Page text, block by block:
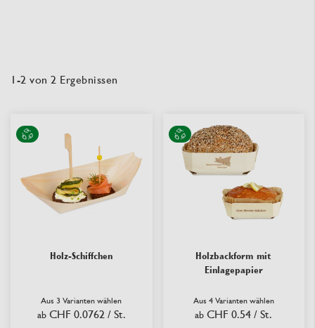
1 -2 von 2 Ergebnissen
Holz-Schiffchen
Aus 3 Varianten wählen
ab CHF 0.0762 / St.
Holzbackform mit
Einlagepapier
Aus 4 Varianten wählen
ab CHF 0.54 / St.